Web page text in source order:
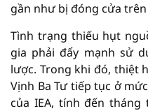
gần như bị đóng cửa
Tình trạng thiếu hụt
gia phải đẩy mạnh sử
lược. Trong khi đó, thiệt
Vịnh Ba Tư tiếp tục ở
của IEA, tính đến